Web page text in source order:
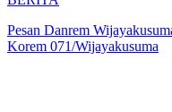
Pesan Danrem
Korem 071/Wijayakusuma